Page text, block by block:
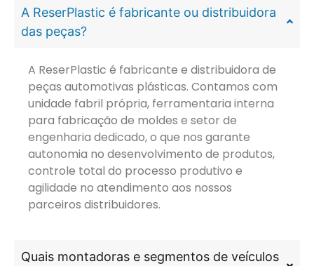
A ReserPlastic é fabricante ou distribuidora
das peças?
A ReserPlastic é fabricante e distribuidora de
peças automotivas plásticas. Contamos com
unidade fabril própria, ferramentaria interna
para fabricação de moldes e setor de
engenharia dedicado, o que nos garante
autonomia no desenvolvimento de produtos,
controle total do processo produtivo e
agilidade no atendimento aos nossos
parceiros distribuidores.
Quais montadoras e segmentos de veículos